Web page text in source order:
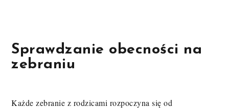
Sprawdzanie obecności na
zebraniu
Każde zebranie z rodzicami rozpoczyna się od